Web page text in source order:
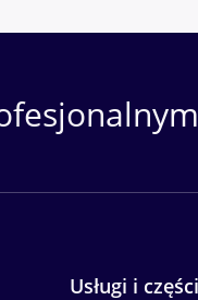
Usługi i części